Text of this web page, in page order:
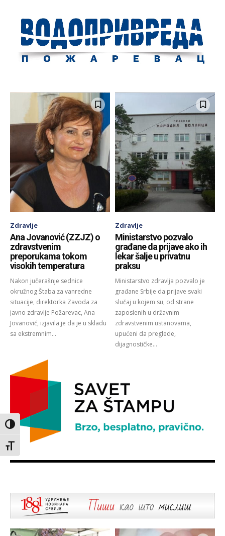
Toggle High Contrast
Toggle Font size
Zdravlje
Ana Jovanović (ZZJZ) o
zdravstvenim
preporukama tokom
visokih temperatura
Nakon jučerašnje sednice
okružnog Štaba za vanredne
situacije, direktorka Zavoda za
javno zdravlje Požarevac, Ana
Jovanović, izjavila je da je u skladu
sa ekstremnim...
Zdravlje
Ministarstvo pozvalo
građane da prijave ako ih
lekar šalje u privatnu
praksu
Ministarstvo zdravlja pozvalo je
građane Srbije da prijave svaki
slučaj u kojem su, od strane
zaposlenih u državnim
zdravstvenim ustanovama,
upućeni da preglede,
dijagnostičke...